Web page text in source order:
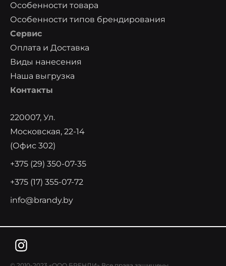
Особенности товара
Особенности типов брендирования
Сервис
Оплата и Доставка
Виды нанесения
Наша выгрузка
Контакты
220007, Ул.
Московская, 22-14
(офис 302)
+375 (29) 350-07-35
+375 (17) 355-07-72
info@brandy.by